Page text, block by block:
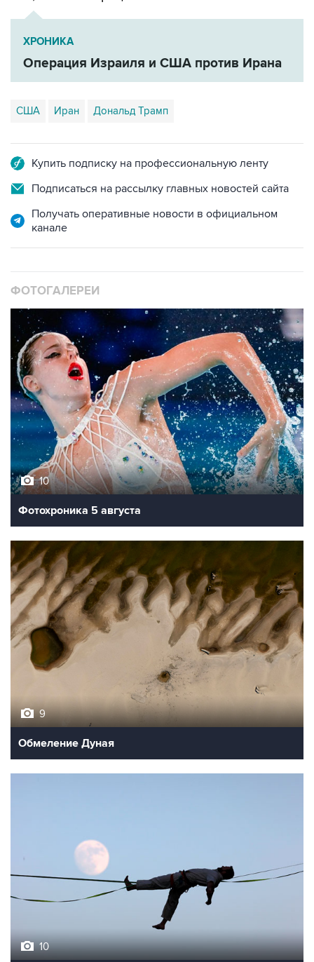
ХРОНИКА
Операция Израиля и США против Ирана
США Иран Дональд Трамп
Купить подписку на профессиональную ленту
Подписаться на рассылку главных новостей сайта
Получать оперативные новости в официальном
канале
ФОТОГАЛЕРЕИ
10
Фотохроника 5 августа
9
Обмеление Дуная
10